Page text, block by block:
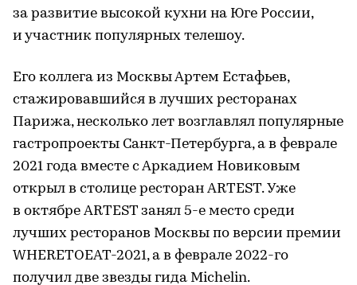
за развитие высокой кухни на Юге России,
и участник популярных телешоу.
Его коллега из Москвы Артем Естафьев,
стажировавшийся в лучших ресторанах
Парижа, несколько лет возглавлял популярные
гастропроекты Санкт-Петербурга, а в феврале
2021 года вместе с Аркадием Новиковым
открыл в столице ресторан ARTEST. Уже
в октябре ARTEST занял 5-е место среди
лучших ресторанов Москвы по версии премии
WHERETOEAT-2021, а в феврале 2022-го
получил две звезды гида Michelin.